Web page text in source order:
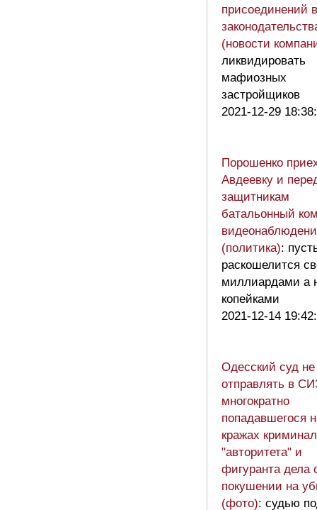
присоединений
(новости
ликвидировать
мафиозных
застройщиков
2021-12-29
Порошенко
Авдеевку и
защитникам
батальонный
(политика):
раскошелится
миллиардами а
копейками
2021-12-14
Одесский суд не
отправлять в
многократно
попадавшегося
кражах
"авторитета" и
фигуранта дела
покушении на
(фото): судью